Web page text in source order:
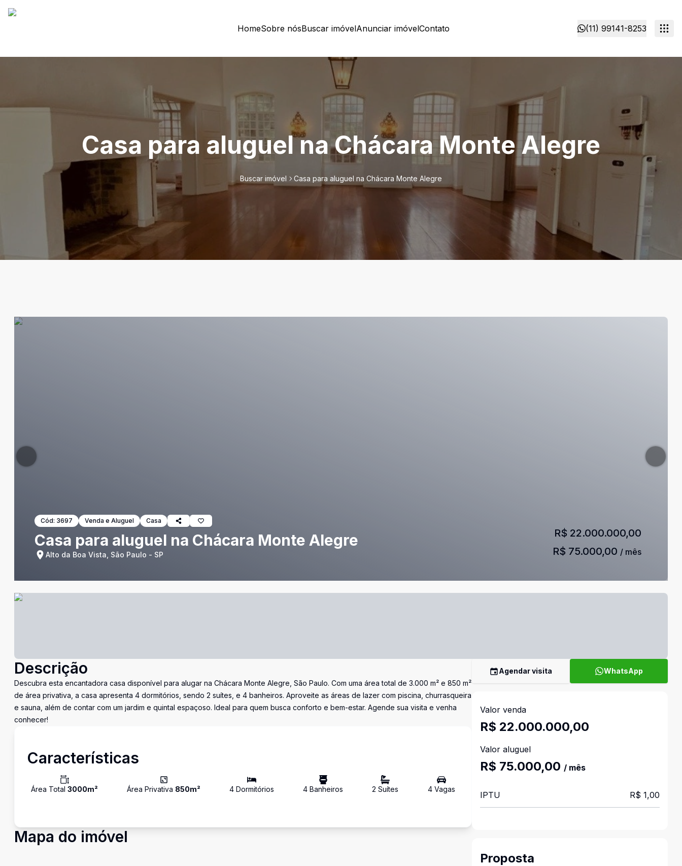
HomeSobre nósBuscar imóvelAnunciar imóvelContato (11) 99141-8253
Casa para aluguel na Chácara Monte Alegre
Buscar imóvel Casa para aluguel na Chácara Monte Alegre
Cód: 3697 Venda e Aluguel Casa
Casa para aluguel na Chácara Monte Alegre
Alto da Boa Vista, São Paulo - SP
R$ 22.000.000,00
R$ 75.000,00 / mês
Descrição
Descubra esta encantadora casa disponível para alugar na Chácara Monte Alegre, São Paulo. Com uma área total de 3.000 m² e 850 m²
de área privativa, a casa apresenta 4 dormitórios, sendo 2 suítes, e 4 banheiros. Aproveite as áreas de lazer com piscina, churrasqueira
e sauna, além de contar com um jardim e quintal espaçoso. Ideal para quem busca conforto e bem-estar. Agende sua visita e venha
conhecer!
Características
Área Total 3000m² Área Privativa 850m² 4 Dormitórios 4 Banheiros 2 Suítes 4Vagas
Mapa do imóvel
Agendar visita WhatsApp
Valor venda
R$ 22.000.000,00
Valor aluguel
R$ 75.000,00 / mês
IPTU R$ 1,00
Proposta